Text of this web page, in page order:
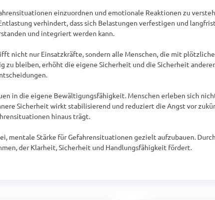
einzuordnen und emotionale Reaktionen zu
verhindert, dass sich Belastungen verfestigen und
und integriert werden kann.
nicht nur Einsatzkräfte, sondern alle Menschen, die mit
zu bleiben, erhöht die eigene Sicherheit und die Sicherheit
in die eigene Bewältigungsfähigkeit. Menschen erleben sich
Sicherheit wirkt stabilisierend und reduziert die Angst vor
hinaus trägt.
mentale Stärke für Gefahrensituationen gezielt aufzubauen.
der Klarheit, Sicherheit und Handlungsfähigkeit fördert.